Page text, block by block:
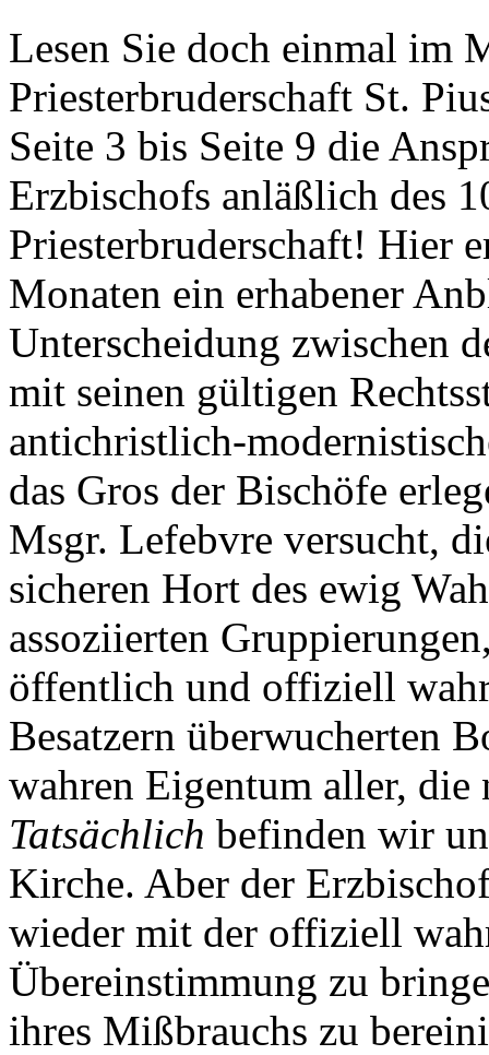
Lesen Sie doch einmal im
Priesterbruderschaft St.
Seite 3 bis Seite 9 die
Erzbischofs anläßlich des
Priesterbruderschaft! Hier
Monaten ein erhabener
Unterscheidung zwischen
mit seinen gültigen
antichristlich-
das Gros der Bischöfe
Msgr. Lefebvre versucht,
sicheren Hort des ewig
assoziierten
öffentlich und offiziell
Besatzern überwucherten
wahren Eigentum aller,
Tatsächlich befinden wir
Kirche. Aber der
wieder mit der offiziell
Übereinstimmung zu
ihres Mißbrauchs zu